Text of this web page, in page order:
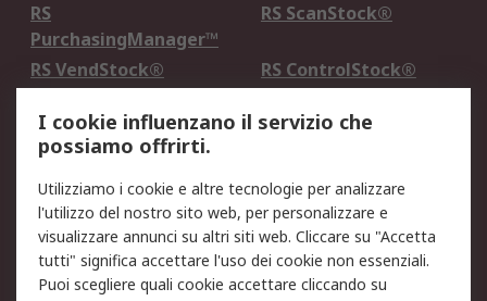
RS
PurchasingManager™
RS ScanStock®
RS VendStock®
RS ControlStock®
Legale
Informativa Cookie
Informativa Privacy -
Aggiornata
Email Security
Termini d'uso
Condizioni di vendita
Condizioni generali di
I cookie influenzano il servizio che
possiamo offrirti.
Utilizziamo i cookie e altre tecnologie per analizzare
l'utilizzo del nostro sito web, per personalizzare e
visualizzare annunci su altri siti web. Cliccare su "Accetta
tutti" significa accettare l'uso dei cookie non essenziali.
Puoi scegliere quali cookie accettare cliccando su